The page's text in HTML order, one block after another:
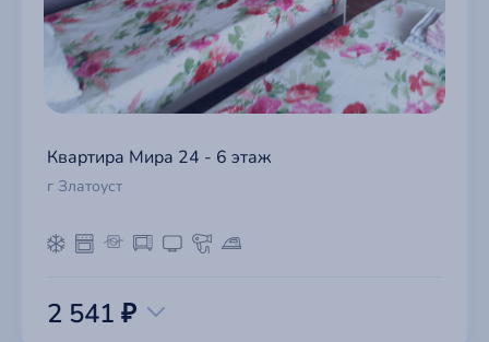
Квартира Мира 24 - 6 этаж
г Златоуст
2 541 ₽